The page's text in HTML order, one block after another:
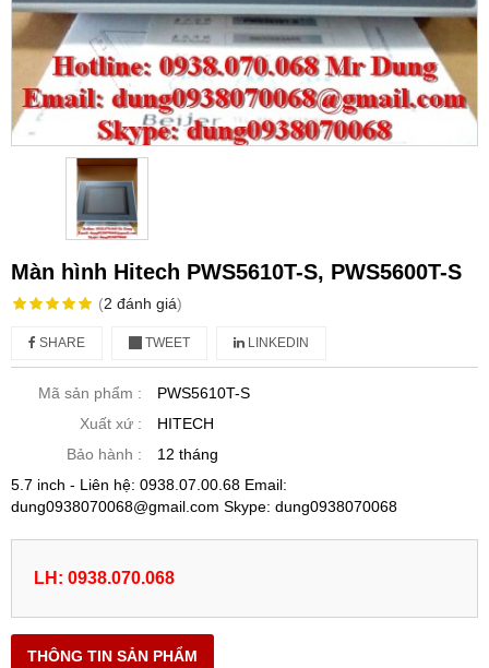
Màn hình Hitech PWS5610T-S, PWS5600T-S
(2 đánh giá)
SHARE TWEET LINKEDIN
Mã sản phẩm :
PWS5610T-S
Xuất xứ :
HITECH
Bảo hành :
12 tháng
5.7 inch - Liên hệ: 0938.07.00.68 Email:
dung0938070068@gmail.com Skype: dung0938070068
LH: 0938.070.068
THÔNG TIN SẢN PHẨM